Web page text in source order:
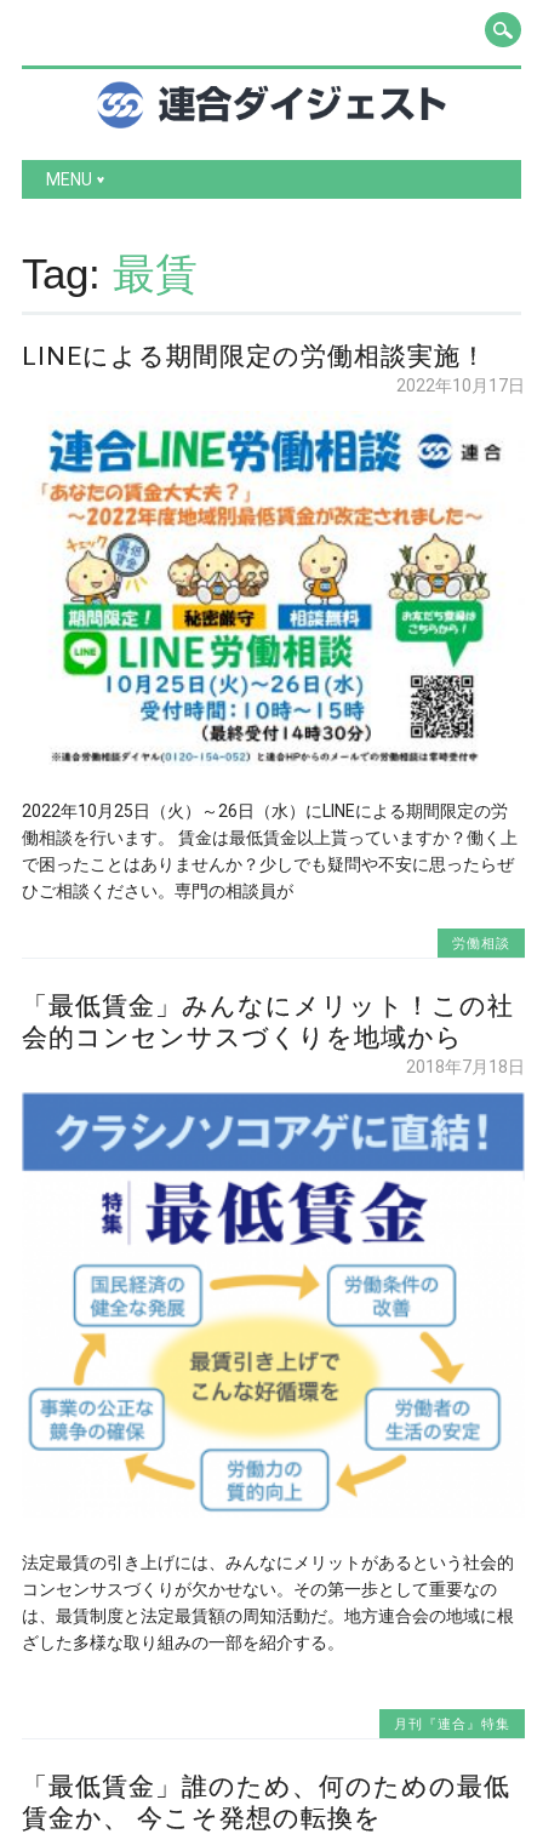
Main menu
Skip to content
MENU
Tag: 最賃
LINEによる期間限定の労働相談実施！
2022年10月17日
2022年10月25日（火）～26日（水）にLINEによる期間限定の労
働相談を行います。 賃金は最低賃金以上貰っていますか？働く上
で困ったことはありませんか？少しでも疑問や不安に思ったらぜ
ひご相談ください。専門の相談員が
労働相談
「最低賃金」みんなにメリット！この社
会的コンセンサスづくりを地域から
2018年7月18日
法定最賃の引き上げには、みんなにメリットがあるという社会的
コンセンサスづくりが欠かせない。その第一歩として重要なの
は、最賃制度と法定最賃額の周知活動だ。地方連合会の地域に根
ざした多様な取り組みの一部を紹介する。
月刊『連合』特集
「最低賃金」誰のため、何のための最低
賃金か、 今こそ発想の転換を